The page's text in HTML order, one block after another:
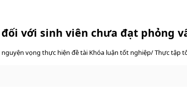
với sinh viên chưa đạt phỏng
vọng thực hiện đề tài Khóa luận tốt nghiệp/ Thực tập